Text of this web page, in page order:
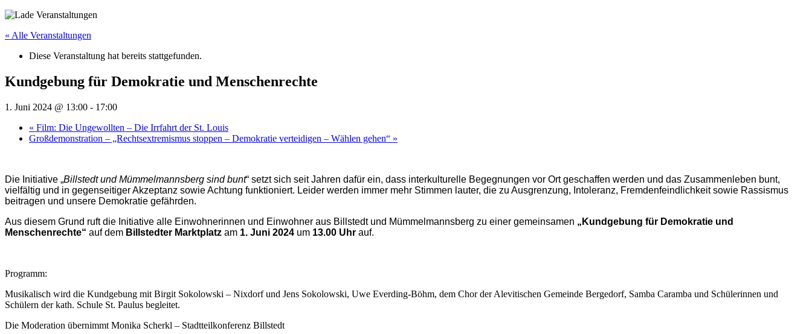
« Alle Veranstaltungen
Diese Veranstaltung hat bereits stattgefunden.
Kundgebung für Demokratie und Menschenrechte
1. Juni 2024 @ 13:00 - 17:00
« Film: Die Ungewollten – Die Irrfahrt der St. Louis
Großdemonstration – „Rechtsextremismus stoppen – Demokratie verteidigen – Wählen gehen“ »
Die Initiative „Billstedt und Mümmelmannsberg sind bunt“ setzt sich seit Jahren dafür ein, dass interkulturelle Begegnungen vor Ort geschaffen werden und das Zusammenleben bunt,
vielfältig und in gegenseitiger Akzeptanz sowie Achtung funktioniert. Leider werden immer mehr Stimmen lauter, die zu Ausgrenzung, Intoleranz, Fremdenfeindlichkeit sowie Rassismus
beitragen und unsere Demokratie gefährden.
Aus diesem Grund ruft die Initiative alle Einwohnerinnen und Einwohner aus Billstedt und Mümmelmannsberg zu einer gemeinsamen „Kundgebung für Demokratie und
Menschenrechte“ auf dem Billstedter Marktplatz am 1. Juni 2024 um 13.00 Uhr auf.
Programm:
Musikalisch wird die Kundgebung mit Birgit Sokolowski – Nixdorf und Jens Sokolowski, Uwe Everding-Böhm, dem Chor der Alevitischen Gemeinde Bergedorf, Samba Caramba und Schülerinnen und
Schülern der kath. Schule St. Paulus begleitet.
Die Moderation übernimmt Monika Scherkl – Stadtteilkonferenz Billstedt